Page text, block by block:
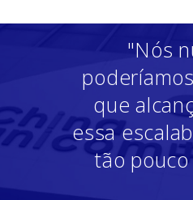
"Nós
que
essa
tão